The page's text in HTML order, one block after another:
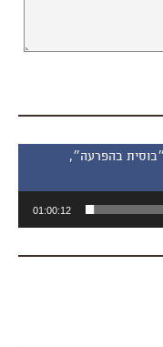
״בוסית בהפרעה״,
01:00:12